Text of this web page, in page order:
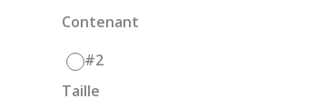
Contenant
#2
Taille
quantité
Weigelia
Red